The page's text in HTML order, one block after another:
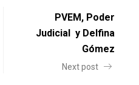
PVEM, Poder
Judicial y Delfina
Gómez
Next post